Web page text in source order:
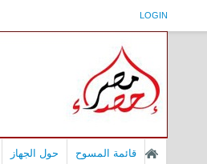
LOGIN
قائمة المسوح حول الجهاز